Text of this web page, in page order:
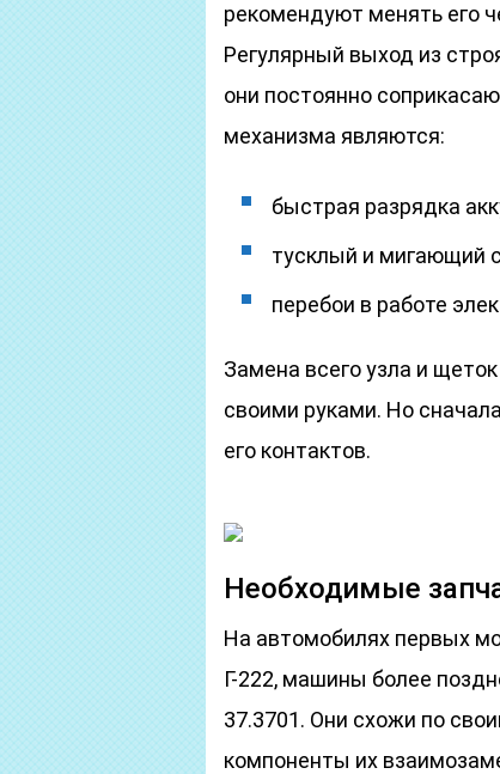
рекомендуют менять его
Регулярный выход из
они постоянно
механизма являются:
быстрая разрядка
тусклый и мигающий
перебои в работе
Замена всего узла и
своими руками. Но
его контактов.
Необходимые
На автомобилях первых
Г-222, машины более
37.3701. Они схожи по
компоненты их